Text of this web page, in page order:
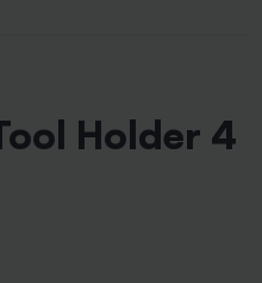
Holder 4